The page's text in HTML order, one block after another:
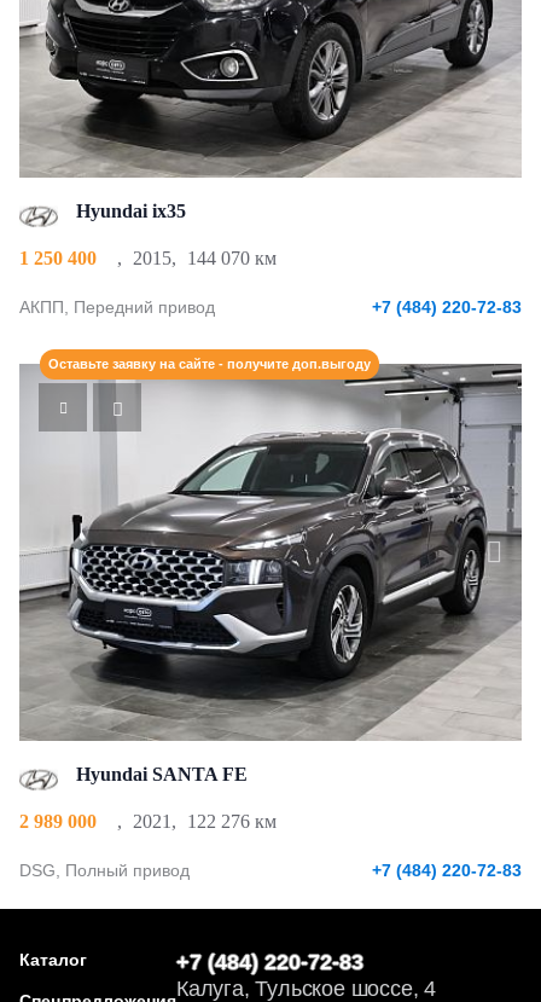
Hyundai ix35
1 250 400 , 2015, 144 070 км
АКПП, Передний привод +7 (484) 220-72-83
Оставьте заявку на сайте - получите доп.выгоду
Hyundai SANTA FE
2 989 000 , 2021 , 122 276 км
DSG, Полный привод +7 (484) 220-72-83
Каталог
+7 (484) 220-72-83
Калуга, Тульское шоссе, 4